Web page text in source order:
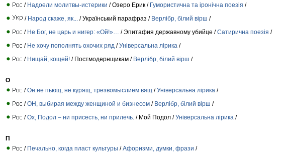
/ Надоели молитвы-истерики / Озеро Ерик / Гумористична та іронічна поезія /
/ Народ скаже, як... / Український парафраз / Верлібр, білий вірш /
/ Не Бог, не царь и нигер: «Ой!»… / Эпитафия державному убийце /Сатирична поезія /
/ Не хочу пополнять охочих ряд /Універсальна лірика /
/ Нищай, кощей! / Постмодернщикам / Верлібр, білий вірш /
О
/Он не пьющ, не курящ, трезвомыслием вящ /Універсальна лірика /
/ОН, выбирая между женщиной и бизнесом / Верлібр, білий вірш /
/Ох, Подол – ни присесть, ни прилечь. / Мой Подол /Універсальна лірика /
П
/ Печально, когда пласт культуры /Афоризми, думки, фрази /